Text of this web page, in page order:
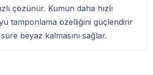
çözünür. Kumun daha hızlı
tamponlama özelliğini güçlendirir
beyaz kalmasını sağlar.